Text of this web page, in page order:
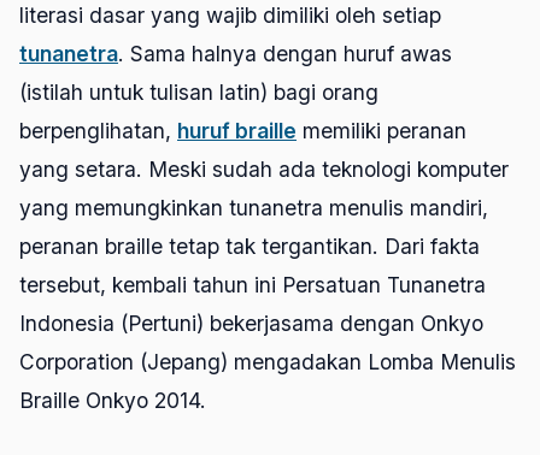
literasi dasar yang wajib dimiliki oleh setiap
tunanetra. Sama halnya dengan huruf awas
(istilah untuk tulisan latin) bagi orang
berpenglihatan, huruf braille memiliki peranan
yang setara. Meski sudah ada teknologi komputer
yang memungkinkan tunanetra menulis mandiri,
peranan braille tetap tak tergantikan. Dari fakta
tersebut, kembali tahun ini Persatuan Tunanetra
Indonesia (Pertuni) bekerjasama dengan Onkyo
Corporation (Jepang) mengadakan Lomba Menulis
Braille Onkyo 2014.